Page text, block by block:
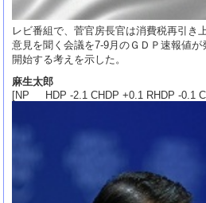
レビ番組で、菅官房長官は消費税再引き
意見を聞く会議を7-9月のＧＤＰ速報値
開始する考えを示した。
麻生太郎
[NP HDP -2.1 CHDP +0.1 RHDP -0.1